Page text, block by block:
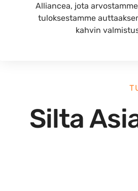
Alliancea, jota
tuloksestamme
kahvin
Silta